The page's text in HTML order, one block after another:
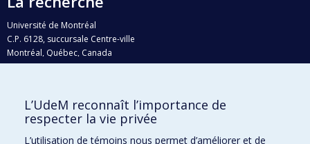
Université de Montréal
C.P. 6128, succursale Centre-ville
Montréal, Québec, Canada
H3C 3J7
Qui fait quoi?
Nous trouver
L’UdeM reconnaît l’importance de
respecter la vie privée
L’utilisation de témoins nous permet d’améliorer et de